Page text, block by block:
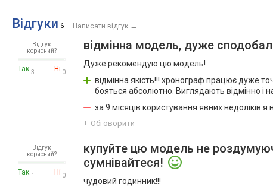
Відгуки 6 Написати відгук →
Відгук
корисний?
Так 3 Ні 0
відмінна модель, дуже
Дуже рекомендую цю модель!
відмінна якість!!! хронограф працює дуже
бояться абсолютно. Виглядають відмінно і
за 9 місяців користування явних недоліків
Обговорити
Відгук
корисний?
Так 1 Ні 0
купуйте цю модель не
сумнівайтеся!
чудовий годинник!!!